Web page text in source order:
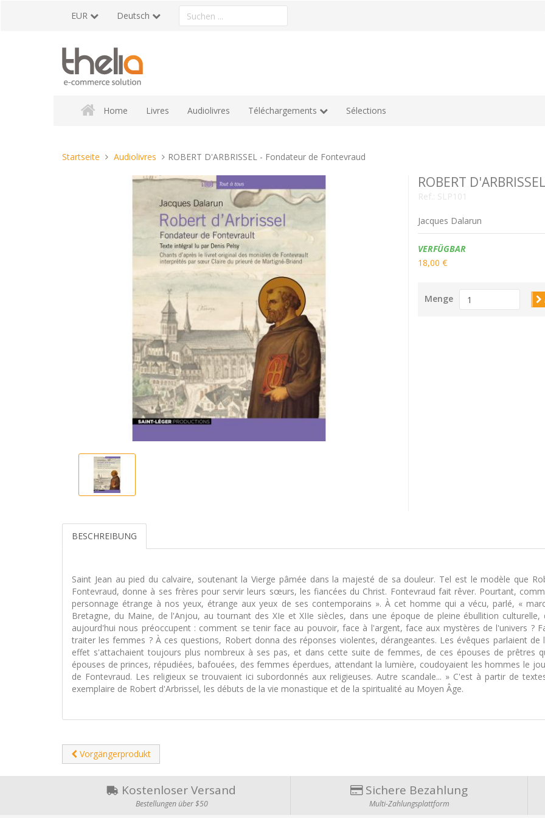
EUR Deutsch
Ein
Produkt
Home Livres Audiolivres Téléchargements Sélections
Sie
Startseite Audiolivres ROBERT D'ARBRISSEL - Fondateur de Fontevraud
ROBERT
Ref.: SLP101
Jacques Dalarun
Verfügbarkeit:
VERFÜGBAR
18,00 €
Menge
BESCHREIBUNG
Saint Jean au pied du calvaire, soutenant la Vierge pâmée dans la majesté de sa douleur. Tel est le modèle que
Fontevraud, donne à ses frères pour servir leurs sœurs, les fiancées du Christ. Fontevraud fait rêver. Pourtant,
personnage étrange à nos yeux, étrange aux yeux de ses contemporains ». À cet homme qui a vécu, parlé, «
Bretagne, du Maine, de l'Anjou, au tournant des XIe et XIIe siècles, dans une époque de pleine ébullition
aujourd'hui nous préoccupent : comment se tenir face au pouvoir, face à l'argent, face aux mystères de l'univers ?
traiter les femmes ? À ces questions, Robert donna des réponses violentes, dérangeantes. Les évêques parlaient
effet s'attachaient toujours plus nombreux à ses pas, et dans cette suite de femmes, de ces épouses de prêtres
épouses de princes, répudiées, bafouées, des femmes éperdues, attendant la lumière, coudoyaient les hommes le
de Fontevraud. Les religieux se trouvaient ici subordonnés aux religieuses. Autre scandale... » C'est à partir de
exemplaire de Robert d'Arbrissel, les débuts de la vie monastique et de la spiritualité au Moyen Âge.
Vorgängerprodukt
Kostenloser Versand
Bestellungen über $50
Sichere Bezahlung
Multi-Zahlungsplattform